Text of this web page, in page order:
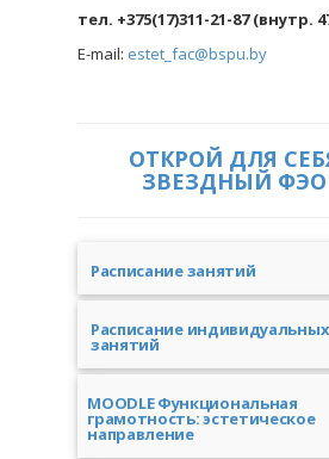
тел. +375(17)311-21-87 (внутр.
E-mail: estet_fac@bspu.by
ОТКРОЙ ДЛЯ
ЗВЕЗДНЫЙ ФЭО
Расписание занятий
Расписание индивидуальных
занятий
MOODLE Функциональная
грамотность: эстетическое
направление